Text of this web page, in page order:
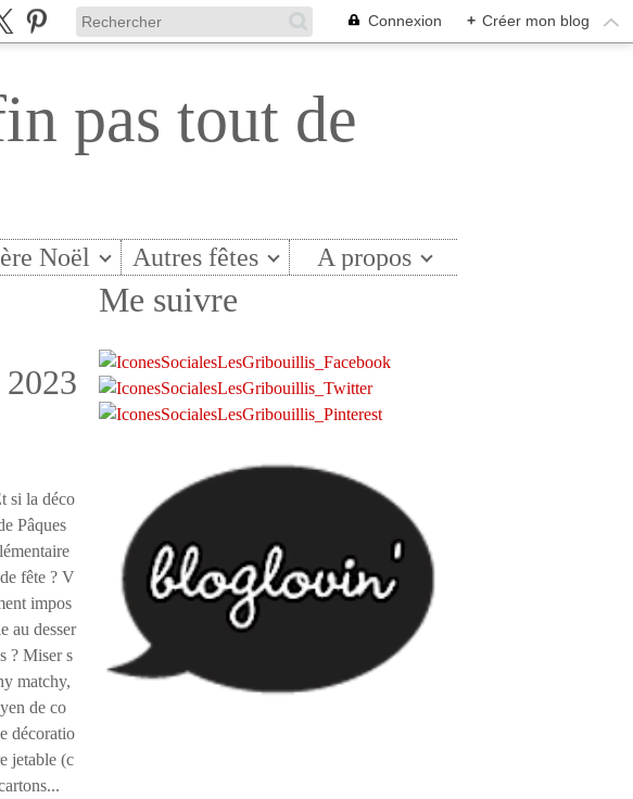
Connexion + Créer mon blog
pas tout de
Noël Autres fêtes A propos
si la déco
Pâques
fête ? V
impos
au desser
? Miser s
matchy,
de co
décoratio
jetable (c
Me suivre